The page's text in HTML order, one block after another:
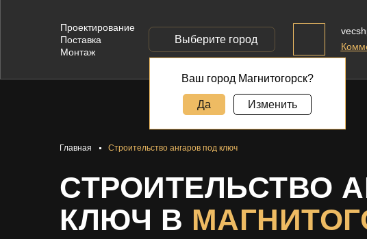
Проектирование
Поставка
Монтаж
Выберите город
Ваш город Магнитогорск?
Да Изменить
Главная Строительство ангаров под ключ
СТРОИТЕЛЬСТВО
КЛЮЧ В